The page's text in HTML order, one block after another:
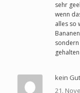
sehr
wenn
alles so
kein
21.